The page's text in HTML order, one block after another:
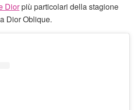
Diorpiù particolari della stagione
Dior Oblique.